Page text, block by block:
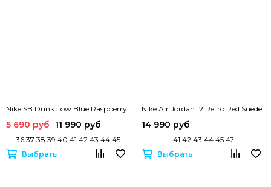
Nike SB Dunk Low Blue Raspberry
5 690 руб 11 990 руб
36 37 38 39 40 41 42 43 44 45
Выбрать
Nike Air Jordan 12 Retro Red Suede
14 990 руб
41 42 43 44 45 47
Выбрать